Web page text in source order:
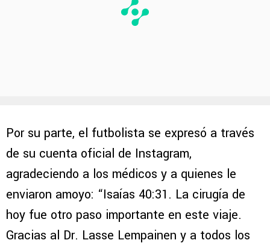
Por su parte, el futbolista se expresó a través
de su cuenta oficial de Instagram,
agradeciendo a los médicos y a quienes le
enviaron amoyo: “Isaías 40:31. La cirugía de
hoy fue otro paso importante en este viaje.
Gracias al Dr. Lasse Lempainen y a todos los